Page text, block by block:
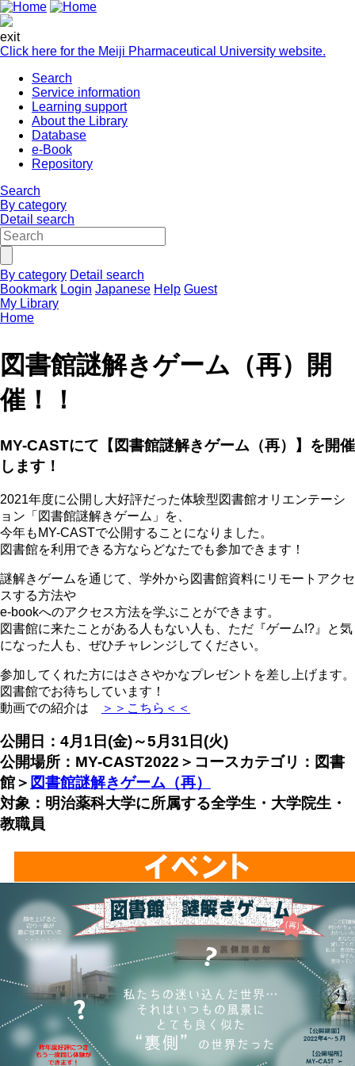
exit
Click here for the Meiji Pharmaceutical University website.
Search
Service information
Learning support
About the Library
Database
e-Book
Repository
Search
By category
Detail search
By category Detail search
Bookmark Login Japanese Help Guest
My Library
Home
図書館謎解きゲーム（再）開
催！！
MY-CASTにて【図書館謎解きゲーム（再）】を開催
します！
2021年度に公開し大好評だった体験型図書館オリエンテーシ
ョン「図書館謎解きゲーム」を、
今年もMY-CASTで公開することになりました。
図書館を利用できる方ならどなたでも参加できます！
謎解きゲームを通じて、学外から図書館資料にリモートアクセ
スする方法や
e-bookへのアクセス方法を学ぶことができます。
図書館に来たことがある人もない人も、ただ『ゲーム!?』と気
になった人も、ぜひチャレンジしてください。
参加してくれた方にはささやかなプレゼントを差し上げます。
図書館でお待ちしています！
動画での紹介は
＞＞こちら＜＜
公開日：4月1日(金)～5月31日(火)
公開場所：MY-CAST2022＞コースカテゴリ：図書
館＞ 図書館謎解きゲーム（再）
対象：明治薬科大学に所属する全学生・大学院生・
教職員